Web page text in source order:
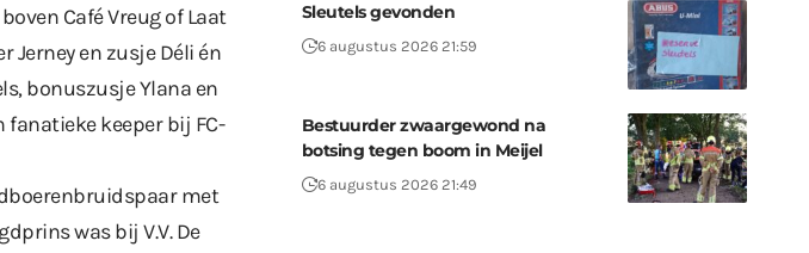
Café Vreug of Laat
en zusje Déli én
bonuszusje Ylana en
fanatieke keeper bij FC-
met
was bij V.V. De
Sleutels gevonden
6 augustus 2026 21:59
Bestuurder zwaargewond na
botsing tegen boom in Meijel
6 augustus 2026 21:49